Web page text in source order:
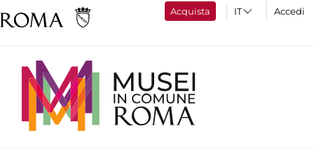
Acquista Accedi